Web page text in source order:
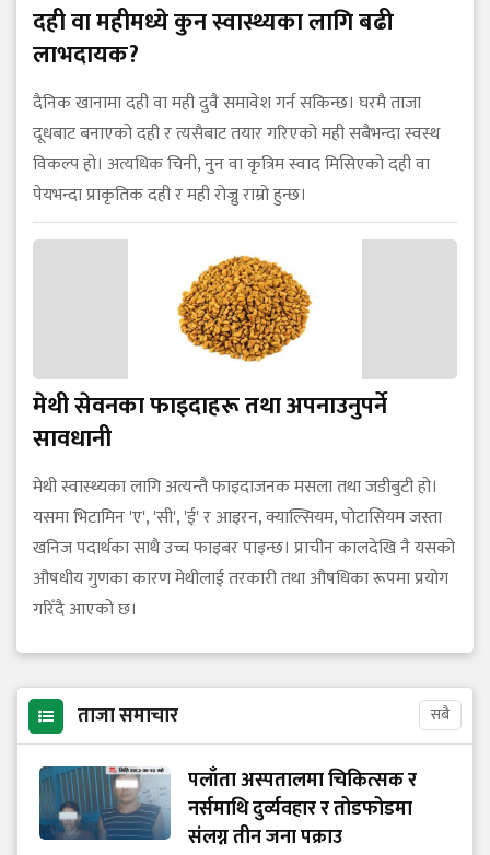
दही वा महीमध्ये कुन स्वास्थ्यका लागि बढी
लाभदायक?
दैनिक खानामा दही वा मही दुवै समावेश गर्न सकिन्छ। घरमै ताजा
दूधबाट बनाएको दही र त्यसैबाट तयार गरिएको मही सबैभन्दा स्वस्थ
विकल्प हो। अत्यधिक चिनी, नुन वा कृत्रिम स्वाद मिसिएको दही वा
पेयभन्दा प्राकृतिक दही र मही रोज्नु राम्रो हुन्छ।
मेथी सेवनका फाइदाहरू तथा अपनाउनुपर्ने
सावधानी
मेथी स्वास्थ्यका लागि अत्यन्तै फाइदाजनक मसला तथा जडीबुटी हो।
यसमा भिटामिन 'ए', 'सी', 'ई' र आइरन, क्याल्सियम, पोटासियम जस्ता
खनिज पदार्थका साथै उच्च फाइबर पाइन्छ। प्राचीन कालदेखि नै यसको
औषधीय गुणका कारण मेथीलाई तरकारी तथा औषधिका रूपमा प्रयोग
गरिँदै आएको छ।
ताजा समाचार सबै
पलाँता अस्पतालमा चिकित्सक र
नर्समाथि दुर्व्यवहार र तोडफोडमा
संलग्न तीन जना पक्राउ